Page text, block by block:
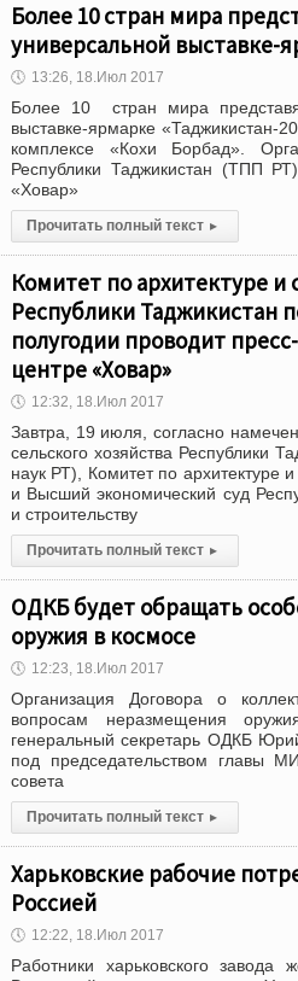
Более 10 стран мира
универсальной выставке-
🕔 13:26, 18.Июл 2017
Более 10 стран мира
выставке-ярмарке «Таджикистан-
комплексе «Кохи Борбад».
Республики Таджикистан (ТПП
«Ховар»
Прочитать полный текст ▸
Комитет по архитектуре и
Республики Таджикистан
полугодии проводит
центре «Ховар»
🕔 12:32, 18.Июл 2017
Завтра, 19 июля, согласно
сельского хозяйства Республики
наук РТ), Комитет по архитектуре
и Высший экономический суд
и строительству
Прочитать полный текст ▸
ОДКБ будет обращать
оружия в космосе
🕔 12:23, 18.Июл 2017
Организация Договора о
вопросам неразмещения
генеральный секретарь ОДКБ
под председательством главы
совета
Прочитать полный текст ▸
Харьковские рабочие
Россией
🕔 12:22, 18.Июл 2017
Работники харьковского завода